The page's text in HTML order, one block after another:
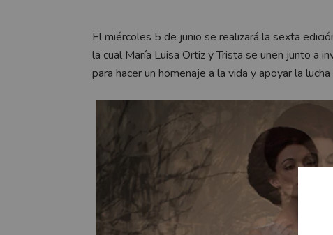
El miércoles 5 de junio se realizará la sexta
la cual María Luisa Ortiz y Trista se unen junto a
para hacer un homenaje a la vida y apoyar la